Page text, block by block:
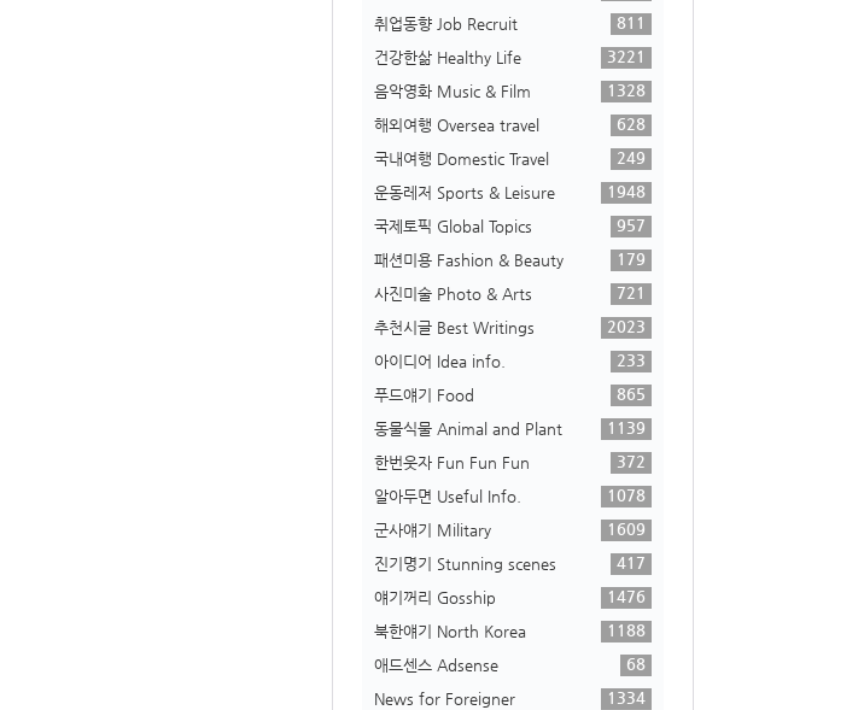
취업동향 Job Recruit
811
건강한삶 Healthy Life
3221
음악영화 Music & Film
1328
해외여행 Oversea travel
628
국내여행 Domestic Travel
249
운동레저 Sports & Leisure
1948
국제토픽 Global Topics
957
패션미용 Fashion & Beauty
179
사진미술 Photo & Arts
721
추천시글 Best Writings
2023
아이디어 Idea info.
233
푸드얘기 Food
865
동물식물 Animal and Plant
1139
한번웃자 Fun Fun Fun
372
알아두면 Useful Info.
1078
군사얘기 Military
1609
진기명기 Stunning scenes
417
얘기꺼리 Gosship
1476
북한얘기 North Korea
1188
애드센스 Adsense
68
News for Foreigner
1334